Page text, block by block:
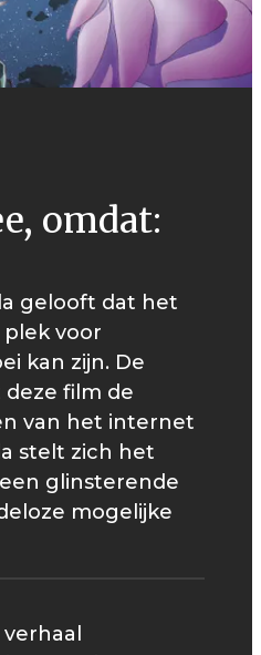
omdat:
gelooft dat het
voor
kan zijn. De
film de
van het internet
stelt zich het
glinsterende
mogelijke